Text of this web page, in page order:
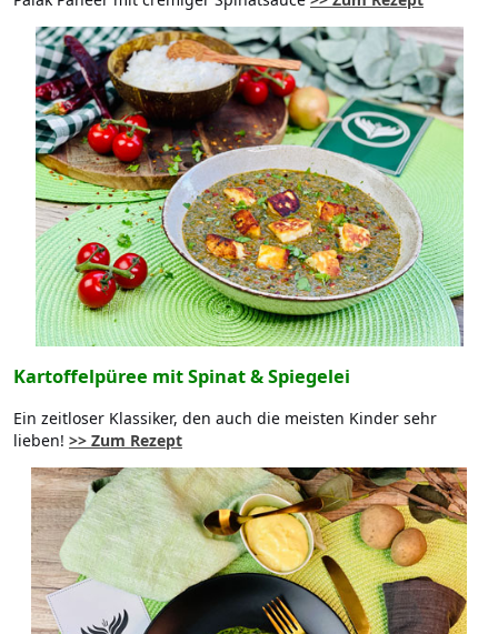
Kartoffelpüree mit Spinat & Spiegelei
Ein zeitloser Klassiker, den auch die meisten Kinder sehr
lieben! >> Zum Rezept